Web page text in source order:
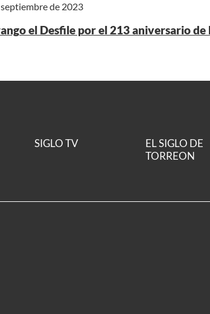
de 2023
el Desfile por el 213 aniversario de
SIGLO TV
EL SIGLO DE
TORREON